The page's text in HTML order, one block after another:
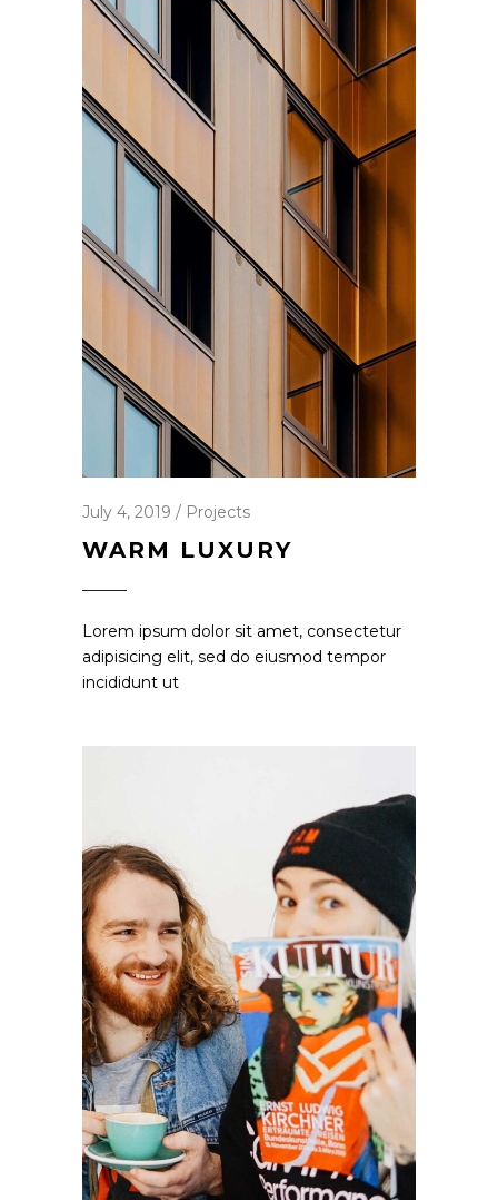
July 4, 2019 Projects
WARM LUXURY
Lorem ipsum dolor sit amet, consectetur
adipisicing elit, sed do eiusmod tempor
incididunt ut